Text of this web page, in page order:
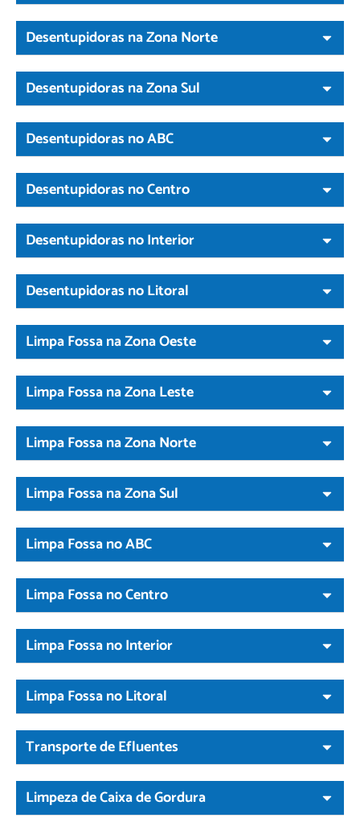
Desentupidoras na Zona Norte
Desentupidoras na Zona Sul
Desentupidoras no ABC
Desentupidoras no Centro
Desentupidoras no Interior
Desentupidoras no Litoral
Limpa Fossa na Zona Oeste
Limpa Fossa na Zona Leste
Limpa Fossa na Zona Norte
Limpa Fossa na Zona Sul
Limpa Fossa no ABC
Limpa Fossa no Centro
Limpa Fossa no Interior
Limpa Fossa no Litoral
Transporte de Efluentes
Limpeza de Caixa de Gordura